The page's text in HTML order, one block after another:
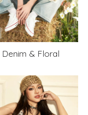
Denim & Floral